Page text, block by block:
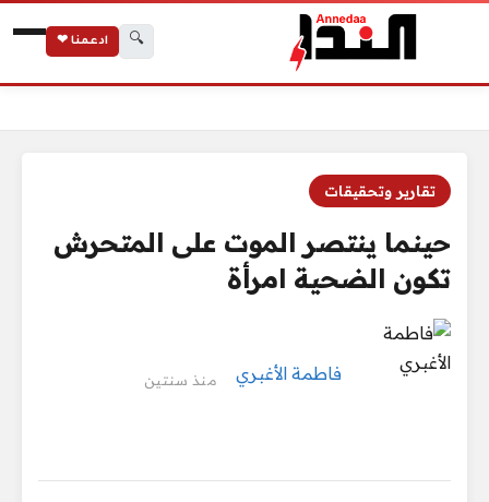
🔍 ادعمنا ❤
تقارير وتحقيقات
حينما ينتصر الموت على المتحرش
تكون الضحية امرأة
فاطمة الأغبري منذ سنتين